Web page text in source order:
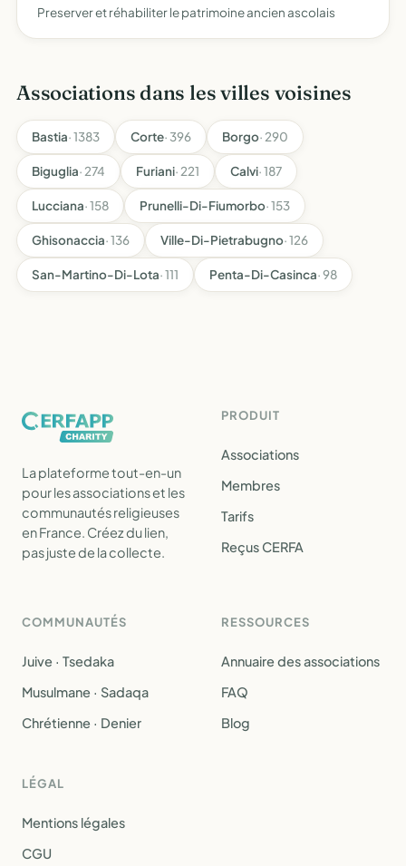
Preserver et réhabiliter le patrimoine ancien ascolais
Associations dans les villes voisines
Bastia· 1383 Corte· 396 Borgo· 290
Biguglia· 274 Furiani· 221 Calvi· 187
Lucciana· 158 Prunelli-Di-Fiumorbo· 153
Ghisonaccia· 136 Ville-Di-Pietrabugno· 126
San-Martino-Di-Lota· 111 Penta-Di-Casinca· 98
La plateforme tout-en-un
pour les associations et les
communautés religieuses
en France. Créez du lien,
pas juste de la collecte.
PRODUIT
Associations
Membres
Tarifs
Reçus CERFA
COMMUNAUTÉS
Juive · Tsedaka
Musulmane · Sadaqa
Chrétienne · Denier
RESSOURCES
Annuaire des associations
FAQ
Blog
LÉGAL
Mentions légales
CGU